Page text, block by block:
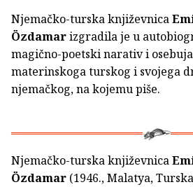
Njemačko-turska književnica
Özdamarizgradila je u
magično-poetski narativ i
materinskoga turskog i svojega
njemačkog, na kojemu piše.
Njemačko-turska književnica
Özdamar (1946., Malatya,